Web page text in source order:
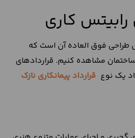
رابیتس کاری
طراحی فوق العاده‌ آن است که
مشاهده کنیم. قراردادهای
یک نوع قرارداد پیمانکاری نازک